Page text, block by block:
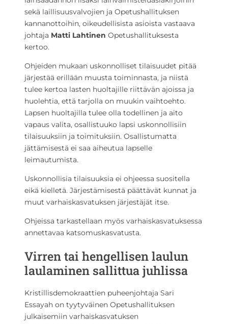
sekä laillisuusvalvojien ja Opetushallituksen
kannanottoihin, oikeudellisista asioista vastaava
johtaja Matti Lahtinen Opetushallituksesta
kertoo.
Ohjeiden mukaan uskonnolliset tilaisuudet pitää
järjestää erillään muusta toiminnasta, ja niistä
tulee kertoa lasten huoltajille riittävän ajoissa ja
huolehtia, että tarjolla on muukin vaihtoehto.
Lapsen huoltajilla tulee olla todellinen ja aito
vapaus valita, osallistuuko lapsi uskonnollisiin
tilaisuuksiin ja toimituksiin. Osallistumatta
jättämisestä ei saa aiheutua lapselle
leimautumista.
Uskonnollisia tilaisuuksia ei ohjeessa suositella
eikä kielletä. Järjestämisestä päättävät kunnat ja
muut varhaiskasvatuksen järjestäjät itse.
Ohjeissa tarkastellaan myös varhaiskasvatuksessa
annettavaa katsomuskasvatusta.
Virren tai hengellisen laulun
laulaminen sallittua juhlissa
Kristillisdemokraattien puheenjohtaja Sari
Essayah on tyytyväinen Opetushallituksen
julkaisemiin varhaiskasvatuksen